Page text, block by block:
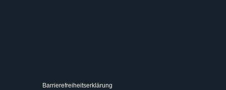
Barrierefreiheitserklärung